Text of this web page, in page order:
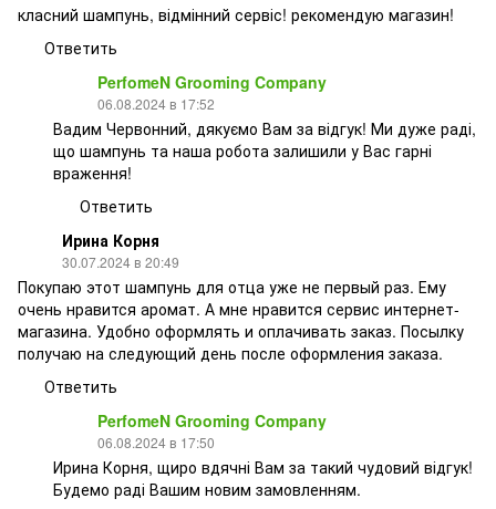
класний шампунь, відмінний сервіс! рекомендую магазин!
Ответить
PerfomeN Grooming Company
06.08.2024 в 17:52
Вадим Червонний, дякуємо Вам за відгук! Ми дуже раді,
що шампунь та наша робота залишили у Вас гарні
враження!
Ответить
Ирина Корня
30.07.2024 в 20:49
Покупаю этот шампунь для отца уже не первый раз. Ему
очень нравится аромат. А мне нравится сервис интернет-
магазина. Удобно оформлять и оплачивать заказ. Посылку
получаю на следующий день после оформления заказа.
Ответить
PerfomeN Grooming Company
06.08.2024 в 17:50
Ирина Корня, щиро вдячні Вам за такий чудовий відгук!
Будемо раді Вашим новим замовленням.